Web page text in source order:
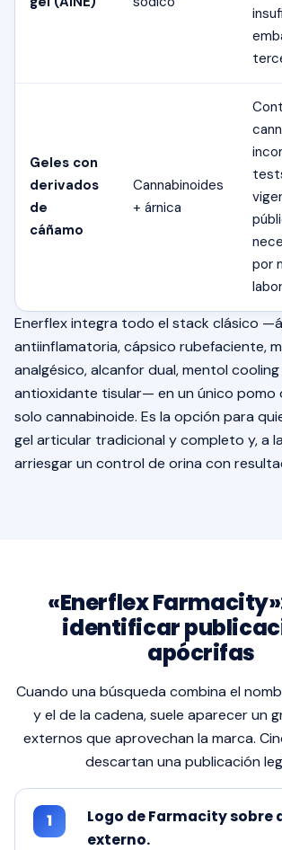
Geles con
derivados
de
cáñamo
Cannabinoides
+ árnica
por
Enerflex integra todo el stack clásico
antiinflamatoria, cápsico rubefaciente,
analgésico, alcanfor dual, mentol cooling
antioxidante tisular— en un único pomo
solo cannabinoide. Es la opción para
gel articular tradicional y completo y, a
arriesgar un control de orina con
«Enerflex
identificar
apócrifas
Cuando una búsqueda combina el
y el de la cadena, suele aparecer un
externos que aprovechan la marca.
descartan una publicación
1
Logo de Farmacity sobre
externo.